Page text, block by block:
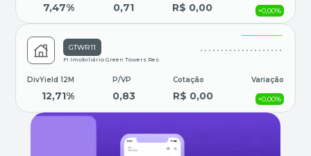
7,47% 0,71 R$ 0,00 +0,00%
GTWR11
FI Imobiliário Green Towers Res
DivYield 12M
12,71%
P/VP
0,83
Cotação
R$ 0,00
Variação
+0,00%